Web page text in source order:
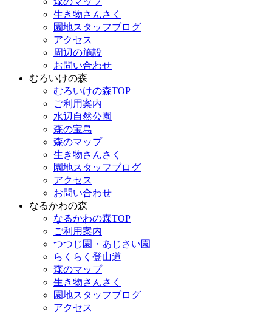
生き物さんさく
園地スタッフブログ
アクセス
周辺の施設
お問い合わせ
むろいけの森
むろいけの森TOP
ご利用案内
水辺自然公園
森の宝島
森のマップ
生き物さんさく
園地スタッフブログ
アクセス
お問い合わせ
なるかわの森
なるかわの森TOP
ご利用案内
つつじ園・あじさい園
らくらく登山道
森のマップ
生き物さんさく
園地スタッフブログ
アクセス